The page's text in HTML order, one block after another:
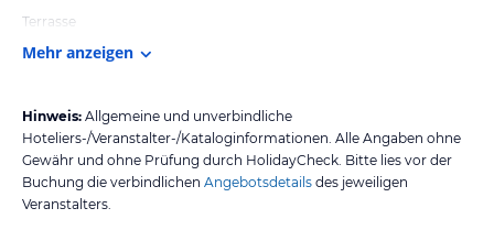
Terrasse
Mehr anzeigen
Hinweis: Allgemeine und unverbindliche
Hoteliers-/Veranstalter-/Kataloginformationen. Alle Angaben ohne
Gewähr und ohne Prüfung durch HolidayCheck. Bitte lies vor der
Buchung die verbindlichen Angebotsdetails des jeweiligen
Veranstalters.